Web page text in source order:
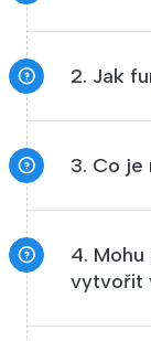
2. Jak
3. Co je
4. Mohu
vytvořit